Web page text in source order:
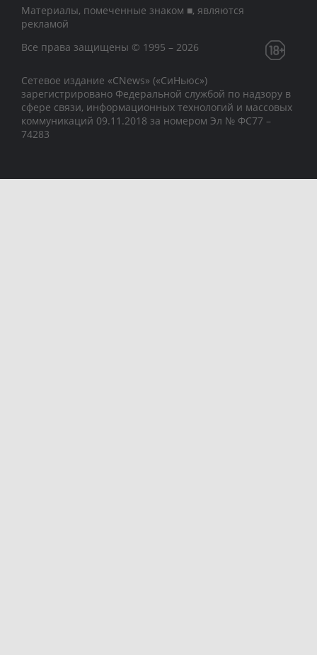
Материалы, помеченные знаком ■, являются
рекламой
Все права защищены © 1995 – 2026
Сетевое издание «CNews» («СиНьюс»)
зарегистрировано Федеральной службой по надзору в
сфере связи, информационных технологий и массовых
коммуникаций 09.11.2018 за номером Эл № ФС77 –
74283